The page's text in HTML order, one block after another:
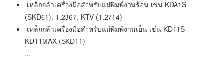
เหล็กกล้าเครื่องมือสำหรับแม่พิมพ์งานร้อน เช่น KDA1S
(SKD61), 1.2367, KTV (1.2714)
เหล็กกล้าเครื่องมือสำหรับแม่พิมพ์งานเย็น เช่น KD11S-
KD11MAX (SKD11)
...